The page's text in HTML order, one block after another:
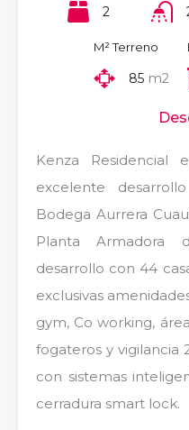
2
M² Terreno
85 m2
Kenza Residencial
excelente
Bodega Aurrera
Planta Armadora
desarrollo con 44
exclusivas
gym, Co working,
fogateros y vigilancia
con sistemas
cerradura smart lock.